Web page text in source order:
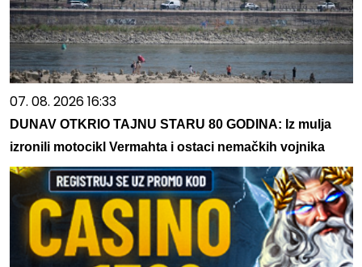
07. 08. 2026 16:33
DUNAV OTKRIO TAJNU STARU 80 GODINA: Iz mulja
izronili motocikl Vermahta i ostaci nemačkih vojnika